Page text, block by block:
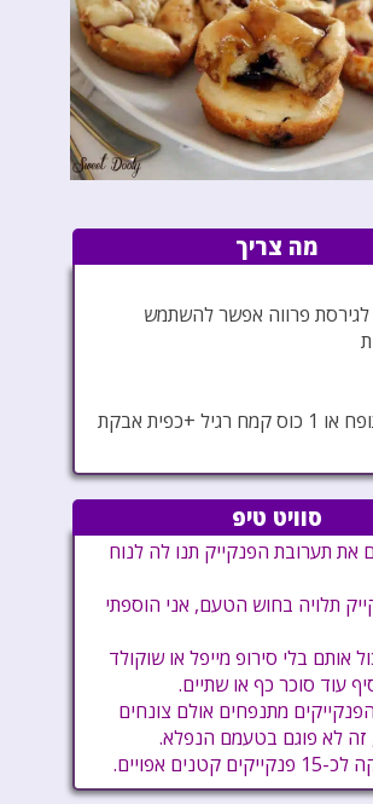
מה צריך
לגירסת פרווה אפשר להשתמש
1 כוס קמח תופח או 1 כוס קמח רגיל +כפית אבקת
סוויט טיפ
את תערובת הפנקייק תנו לה לנוח
תלויה בחוש הטעם, אני הוספתי
אותם בלי סירופ מייפל או שוקולד
עוד סוכר כף או שתיים.
מתנפחים אולם צונחים
זה לא פוגם בטעמם הנפלא.
אפויים.